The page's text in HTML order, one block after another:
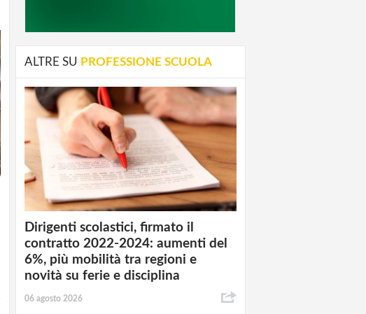
ALTRE SU PROFESSIONE SCUOLA
Dirigenti scolastici, firmato il
contratto 2022-2024: aumenti del
6%, più mobilità tra regioni e
novità su ferie e disciplina
06 agosto 2026